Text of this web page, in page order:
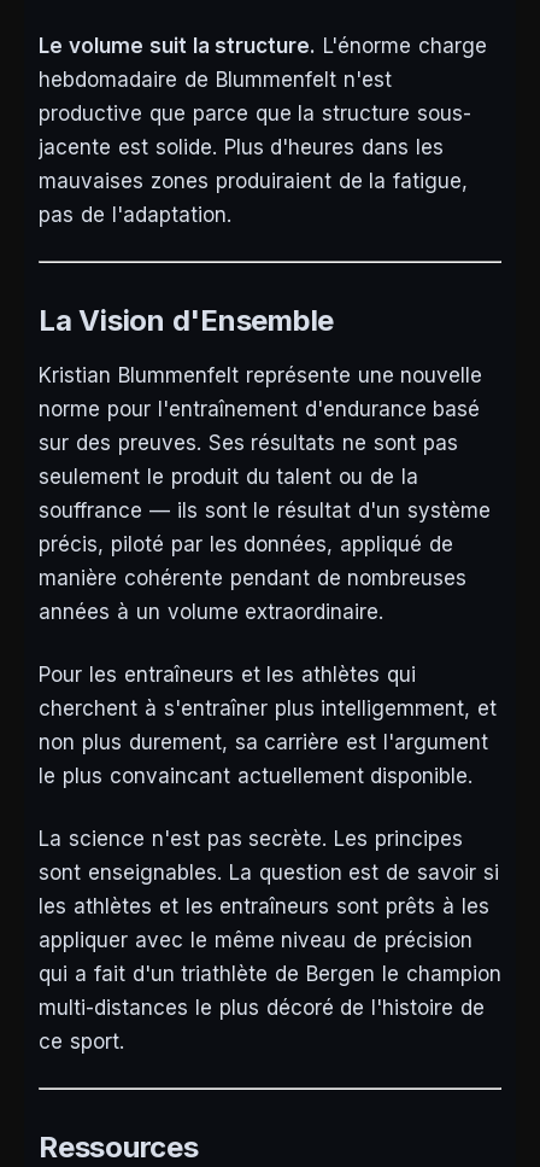
Le volume suit la structure. L'énorme charge
hebdomadaire de Blummenfelt n'est
productive que parce que la structure sous-
jacente est solide. Plus d'heures dans les
mauvaises zones produiraient de la fatigue,
pas de l'adaptation.
La Vision d'Ensemble
Kristian Blummenfelt représente une nouvelle
norme pour l'entraînement d'endurance basé
sur des preuves. Ses résultats ne sont pas
seulement le produit du talent ou de la
souffrance — ils sont le résultat d'un système
précis, piloté par les données, appliqué de
manière cohérente pendant de nombreuses
années à un volume extraordinaire.
Pour les entraîneurs et les athlètes qui
cherchent à s'entraîner plus intelligemment, et
non plus durement, sa carrière est l'argument
le plus convaincant actuellement disponible.
La science n'est pas secrète. Les principes
sont enseignables. La question est de savoir si
les athlètes et les entraîneurs sont prêts à les
appliquer avec le même niveau de précision
qui a fait d'un triathlète de Bergen le champion
multi-distances le plus décoré de l'histoire de
ce sport.
Ressources